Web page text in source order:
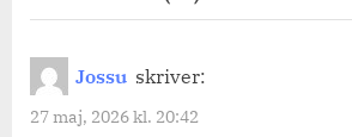
“Chatgpts
Jossu skriver:
27 maj, 2026 kl. 20:42